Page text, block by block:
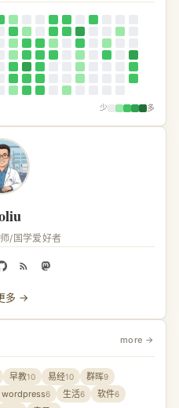
少 多
/国学爱好者
多 →
more →
早教10 易经10 群晖9
wordpress6 生活6 软件6